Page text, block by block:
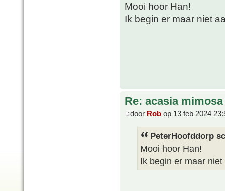
Mooi hoor Han!
Ik begin er maar niet
Re: acasia mimosa
door Rob op 13 feb 2024
PeterHoofddorp
Mooi hoor Han!
Ik begin er maar